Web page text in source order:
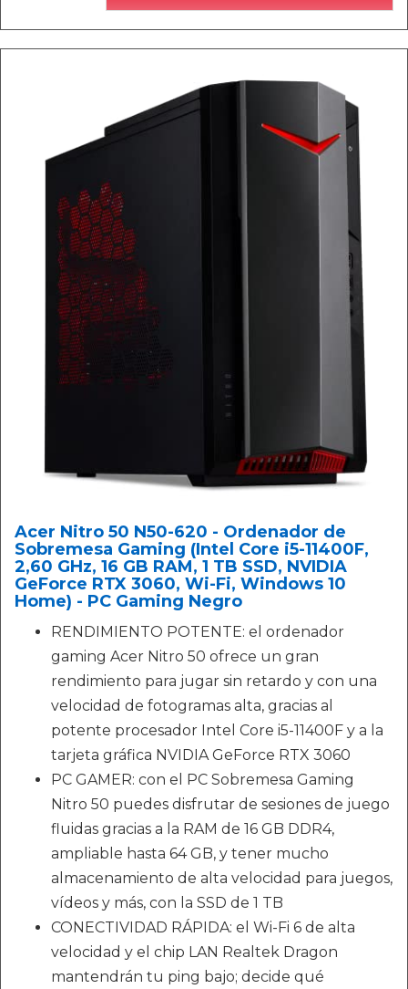
Acer Nitro 50 N50-620 - Ordenador de
Sobremesa Gaming (Intel Core i5-11400F,
2,60 GHz, 16 GB RAM, 1 TB SSD, NVIDIA
GeForce RTX 3060, Wi-Fi, Windows 10
Home) - PC Gaming Negro
RENDIMIENTO POTENTE: el ordenador
gaming Acer Nitro 50 ofrece un gran
rendimiento para jugar sin retardo y con una
velocidad de fotogramas alta, gracias al
potente procesador Intel Core i5-11400F y a la
tarjeta gráfica NVIDIA GeForce RTX 3060
PC GAMER: con el PC Sobremesa Gaming
Nitro 50 puedes disfrutar de sesiones de juego
fluidas gracias a la RAM de 16 GB DDR4,
ampliable hasta 64 GB, y tener mucho
almacenamiento de alta velocidad para juegos,
vídeos y más, con la SSD de 1 TB
CONECTIVIDAD RÁPIDA: el Wi-Fi 6 de alta
velocidad y el chip LAN Realtek Dragon
mantendrán tu ping bajo; decide qué